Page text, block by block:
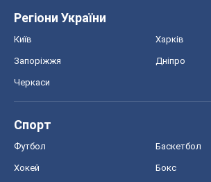
Регіони України
Київ Харків
Запоріжжя Дніпро
Черкаси
Спорт
Футбол Баскетбол
Хокей Бокс